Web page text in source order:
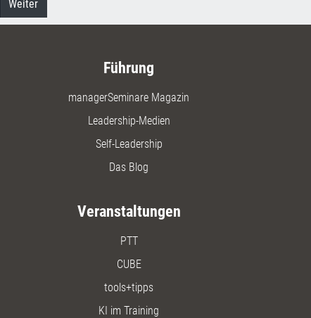
Weiter
Führung
managerSeminare Magazin
Leadership-Medien
Self-Leadership
Das Blog
Veranstaltungen
PTT
CUBE
tools+tipps
KI im Training